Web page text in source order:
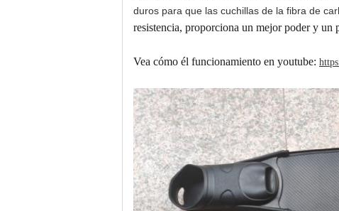
duros para que las cuchillas de la fibra de
resistencia, proporciona un mejor poder y un
Vea cómo él funcionamiento en youtube: